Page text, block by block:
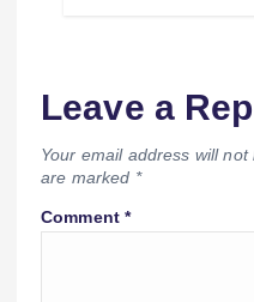
Leave a
Your email address will not
are marked *
Comment*